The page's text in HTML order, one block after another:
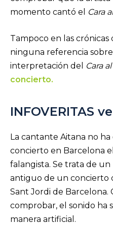
momento cantó el
Cara
Tampoco en las
ninguna referencia
interpretación del
Cara
concierto.
INFOVERITAS
La cantante Aitana no
concierto en Barcelona el
falangista. Se trata de
antiguo de un concierto
Sant Jordi de Barcelona.
comprobar, el sonido ha
manera artificial.